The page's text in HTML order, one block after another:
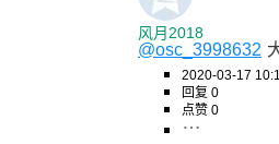
风月2018
@osc_3998632
2020-03-17
回复 0
点赞 0